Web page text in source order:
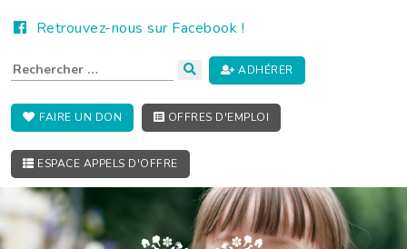
Retrouvez-nous sur Facebook !
ADHÉRER
FAIRE UN DON OFFRES D'EMPLOI
ESPACE APPELS D'OFFRE